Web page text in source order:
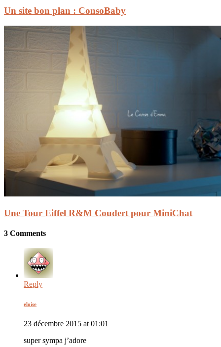
Un site bon plan : ConsoBaby
Une Tour Eiffel R&M Coudert pour MiniChat
3 Comments
Reply
eloise
23 décembre 2015 at 01:01
super sympa j’adore